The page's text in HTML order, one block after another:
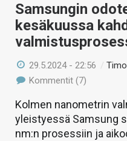
Samsungin
kesäkuussa
29.5.2024 - 22:56 /
Kommentit (7)
Kolmen nanometrin
yleistyessä Samsung
nm:n prosessiin ja